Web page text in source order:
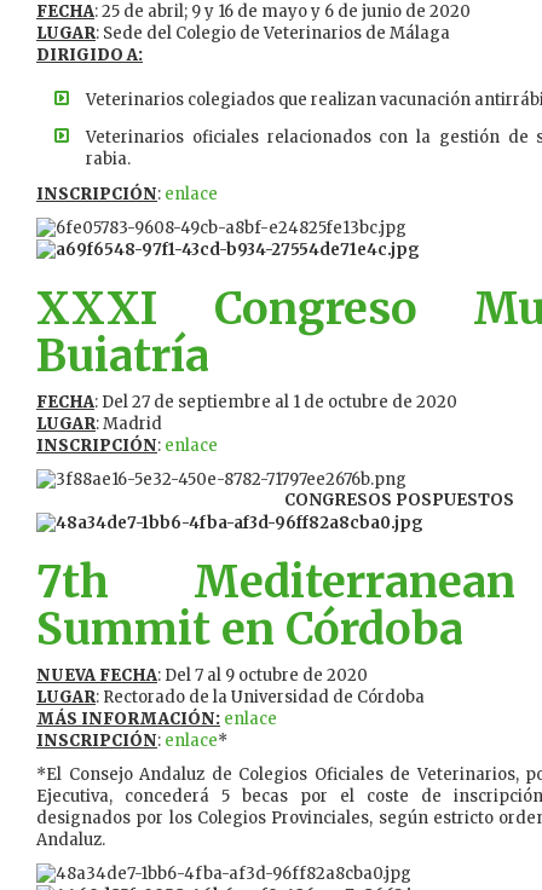
FECHA: 25 de abril; 9 y 16 de mayo y 6 de junio de 2020
LUGAR: Sede del Colegio de Veterinarios de Málaga
DIRIGIDO A:
Veterinarios colegiados que realizan vacunación
Veterinarios oficiales relacionados con la gestión de
rabia.
INSCRIPCIÓN: enlace
XXXI Congreso
Buiatría
FECHA: Del 27 de septiembre al 1 de octubre de 2020
LUGAR: Madrid
INSCRIPCIÓN: enlace
CONGRESOS POSPUESTOS
7th
Summit en Córdoba
NUEVA FECHA: Del 7 al 9 octubre de 2020
LUGAR: Rectorado de la Universidad de Córdoba
MÁS INFORMACIÓN: enlace
INSCRIPCIÓN: enlace*
*El Consejo Andaluz de Colegios Oficiales de Veterinarios,
Ejecutiva, concederá 5 becas por el coste de
designados por los Colegios Provinciales, según estricto
Andaluz.